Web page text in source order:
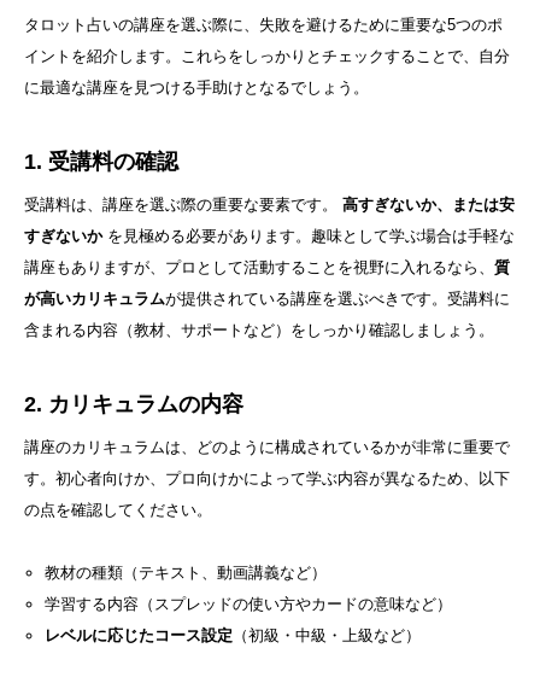
タロット占いの講座を選ぶ際に、失敗を避けるために重要な5つのポ
イントを紹介します。これらをしっかりとチェックすることで、自分
に最適な講座を見つける手助けとなるでしょう。
1. 受講料の確認
受講料は、講座を選ぶ際の重要な要素です。 高すぎないか、または安
すぎないかを見極める必要があります。趣味として学ぶ場合は手軽な
講座もありますが、プロとして活動することを視野に入れるなら、 質
が高いカリキュラムが提供されている講座を選ぶべきです。受講料に
含まれる内容（教材、サポートなど）をしっかり確認しましょう。
2. カリキュラムの内容
講座のカリキュラムは、どのように構成されているかが非常に重要で
す。初心者向けか、プロ向けかによって学ぶ内容が異なるため、以下
の点を確認してください。
教材の種類（テキスト、動画講義など）
学習する内容（スプレッドの使い方やカードの意味など）
レベルに応じたコース設定 （初級・中級・上級など）